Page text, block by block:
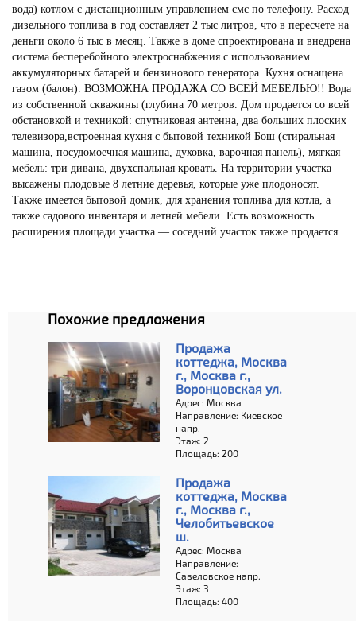
вода) котлом с дистанционным управлением смс по телефону. Расход
дизельного топлива в год составляет 2 тыс литров, что в пересчете на
деньги около 6 тыс в месяц. Также в доме спроектирована и внедрена
система бесперебойного электроснабжения с использованием
аккумуляторных батарей и бензинового генератора. Кухня оснащена
газом (балон). ВОЗМОЖНА ПРОДАЖА СО ВСЕЙ МЕБЕЛЬЮ!! Вода
из собственной скважины (глубина 70 метров. Дом продается со всей
обстановкой и техникой: спутниковая антенна, два больших плоских
телевизора,встроенная кухня с бытовой техникой Бош (стиральная
машина, посудомоечная машина, духовка, варочная панель), мягкая
мебель: три дивана, двухспальная кровать. На территории участка
высажены плодовые 8 летние деревья, которые уже плодоносят.
Также имеется бытовой домик, для хранения топлива для котла, а
также садового инвентаря и летней мебели. Есть возможность
расширения площади участка — соседний участок также продается.
Похожие предложения
Продажа
коттеджа, Москва
г., Москва г.,
Воронцовская ул.
Адрес: Москва
Направление: Киевское
напр.
Этаж: 2
Площадь: 200
Продажа
коттеджа, Москва
г., Москва г.,
Челобитьевское
ш.
Адрес: Москва
Направление:
Савеловское напр.
Этаж: 3
Площадь: 400